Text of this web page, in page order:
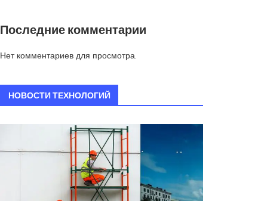
Последние комментарии
Нет комментариев для просмотра.
НОВОСТИ ТЕХНОЛОГИЙ